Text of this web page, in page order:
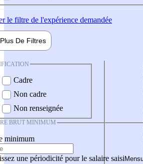
le filtre de l'expérience demandée
Plus De Filtres
Cadre
Non cadre
Non renseignée
BRUT MINIMUM
minimum
une périodicité pour le salaire saisi